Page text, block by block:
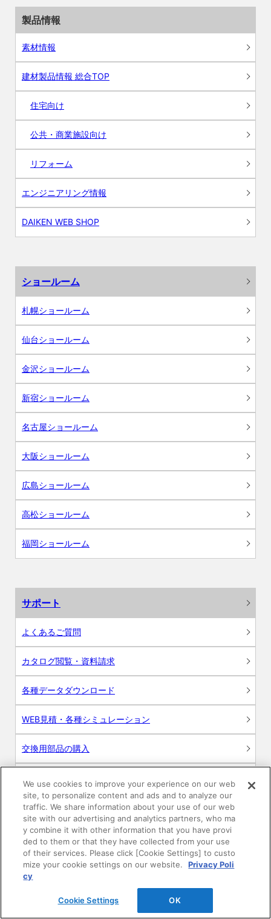
製品情報
素材情報
建材製品情報 総合TOP
住宅向け
公共・商業施設向け
リフォーム
エンジニアリング情報
DAIKEN WEB SHOP
ショールーム
札幌ショールーム
仙台ショールーム
金沢ショールーム
新宿ショールーム
名古屋ショールーム
大阪ショールーム
広島ショールーム
高松ショールーム
福岡ショールーム
サポート
よくあるご質問
カタログ閲覧・資料請求
各種データダウンロード
WEB見積・各種シミュレーション
交換用部品の購入
お問い合わせ
ログイン
建築・設計関係者様向けサイト
We use cookies to improve your experience on our web
site, to personalize content and ads and to analyze our
traffic. We share information about your use of our web
site with our advertising and analytics partners, who ma
y combine it with other information that you have provi
ded to them or that they have collected from your use
of their services. Please click [Cookie Settings] to custo
mize your cookie settings on our website.
Privacy Poli
cy
Cookie Settings OK